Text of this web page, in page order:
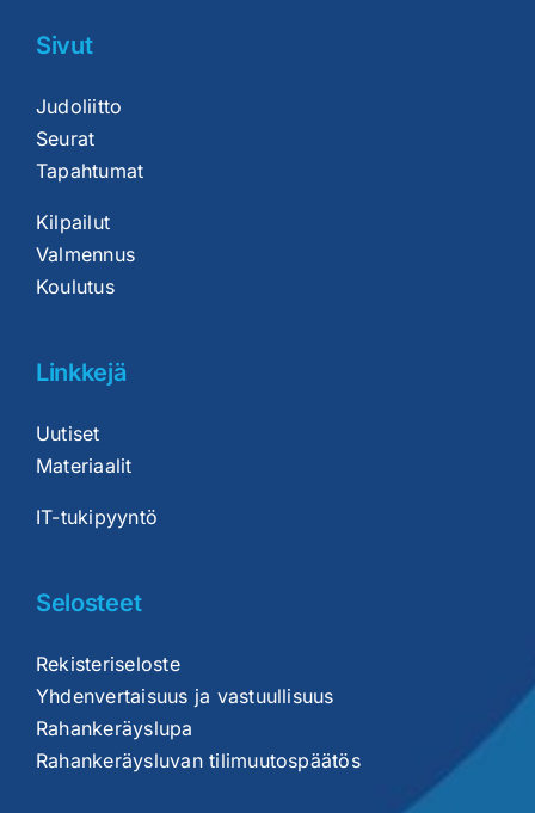
Sivut
Judoliitto
Seurat
Tapahtumat
Kilpailut
Valmennus
Koulutus
Linkkejä
Uutiset
Materiaalit
IT-tukipyyntö
Selosteet
Rekisteriseloste
Yhdenvertaisuus ja vastuullisuus
Rahankeräyslupa
Rahankeräysluvan tilimuutospäätös